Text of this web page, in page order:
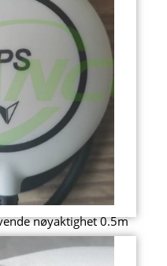
nøyaktighet 0.5m